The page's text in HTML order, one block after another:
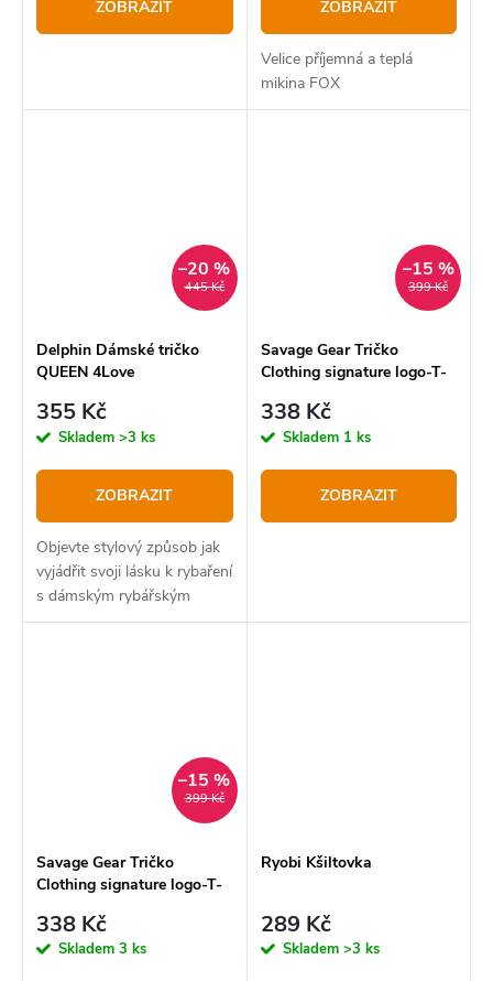
ZOBRAZIT ZOBRAZIT
Velice příjemná a teplá
mikina FOX
445 Kč
–20 %
Delphin Dámské tričko
QUEEN 4Love
355 Kč
Skladem >3 ks
ZOBRAZIT
Objevte stylový způsob jak
vyjádřit svoji lásku k rybaření
s dámským rybářským
tričkem Delphin QUEEN
399 Kč
–15 %
Savage Gear Tričko
Clothing signature logo-T-
338 Kč
Skladem 1 ks
ZOBRAZIT
399 Kč
–15 %
Savage Gear Tričko
Clothing signature logo-T-
338 Kč
Skladem 3 ks
Ryobi Kšiltovka
289 Kč
Skladem >3 ks